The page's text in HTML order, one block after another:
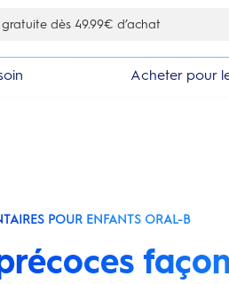
Acheter pour
POUR ENFANTS ORAL-B